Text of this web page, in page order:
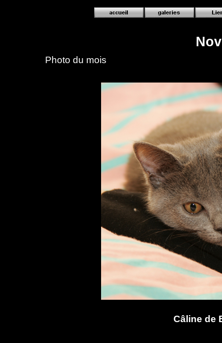
Câline de
Photo du mois